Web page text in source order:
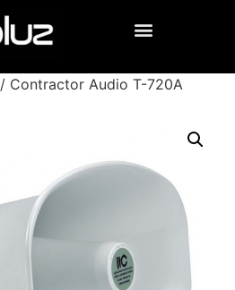
/ Contractor Audio T-720A